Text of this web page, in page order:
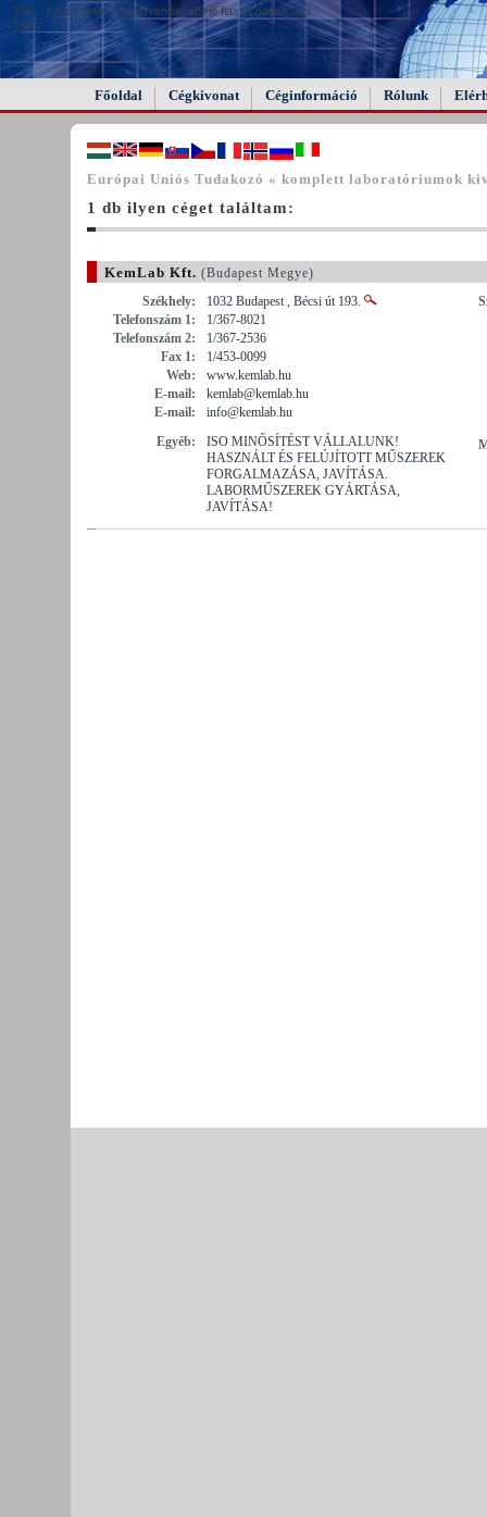
FAIL (the browser should render some flash content, not
this).
Főoldal Cégkivonat Céginformáció Rólunk
Európai Uniós Tudakozó « komplett laboratóriumok
1 db ilyen céget találtam:
KemLab Kft. (Budapest Megye)
Székhely:
1032 Budapest , Bécsi út 193.
Telefonszám 1:
1/367-8021
Telefonszám 2:
1/367-2536
Fax 1:
1/453-0099
Web:
www.kemlab.hu
E-mail:
kemlab@kemlab.hu
E-mail:
info@kemlab.hu
Egyéb:
ISO MINŐSÍTÉST VÁLLALUNK!
HASZNÁLT ÉS FELÚJÍTOTT MŰSZEREK
FORGALMAZÁSA, JAVÍTÁSA.
LABORMŰSZEREK GYÁRTÁSA,
JAVÍTÁSA!